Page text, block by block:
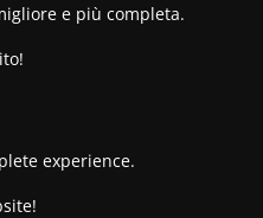
e più completa.
experience.